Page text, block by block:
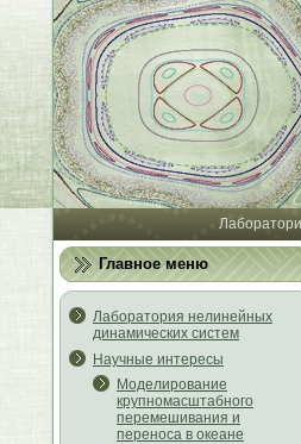
Главное меню
Лаборатория нелинейных
динамических систем
Научные интересы
Моделирование
крупномасштабного
перемешивания и
переноса в океане